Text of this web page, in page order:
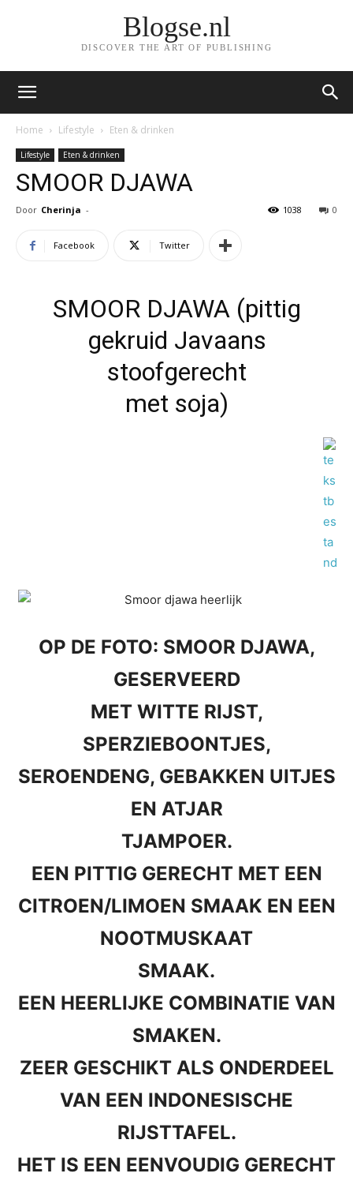
Blogse.nl
DISCOVER THE ART OF PUBLISHING
Home Lifestyle Eten & drinken
Lifestyle Eten & drinken
SMOOR DJAWA
Door Cherinja - 0
1038
Facebook Twitter
SMOOR DJAWA (pittig
gekruid Javaans
stoofgerecht
met soja)
OP DE FOTO: SMOOR DJAWA,
GESERVEERD
MET WITTE RIJST,
SPERZIEBOONTJES,
SEROENDENG, GEBAKKEN UITJES
EN ATJAR
TJAMPOER.
EEN PITTIG GERECHT MET EEN
CITROEN/LIMOEN SMAAK EN EEN
NOOTMUSKAAT
SMAAK.
EEN HEERLIJKE COMBINATIE VAN
SMAKEN.
ZEER GESCHIKT ALS ONDERDEEL
VAN EEN INDONESISCHE
RIJSTTAFEL.
HET IS EEN EENVOUDIG GERECHT